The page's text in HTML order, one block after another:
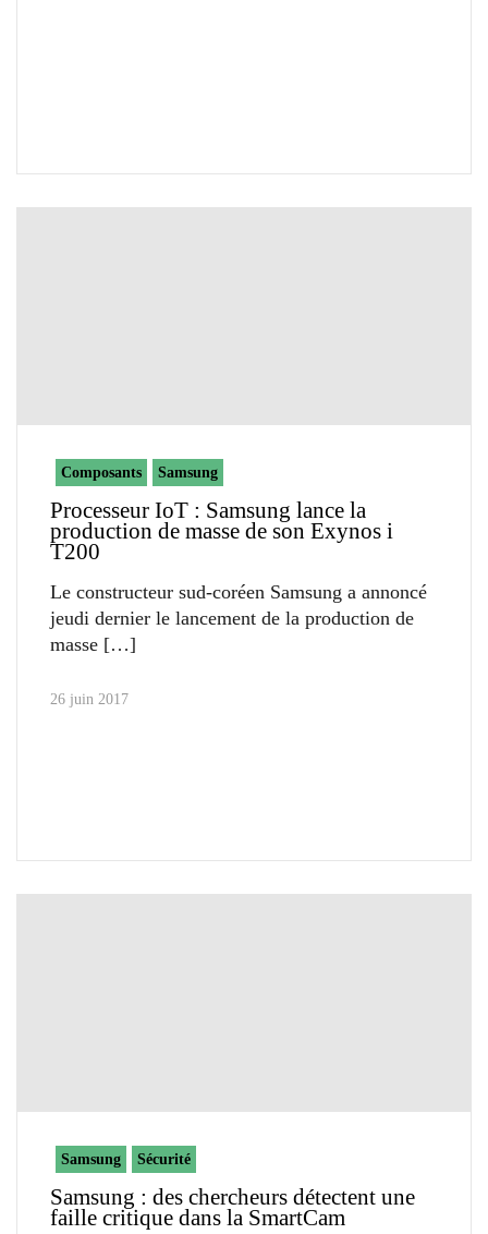
Composants Samsung
Processeur IoT : Samsung lance la
production de masse de son Exynos i
T200
Le constructeur sud-coréen Samsung a annoncé
jeudi dernier le lancement de la production de
masse
26 juin 2017
Samsung Sécurité
Samsung : des chercheurs détectent une
faille critique dans la SmartCam